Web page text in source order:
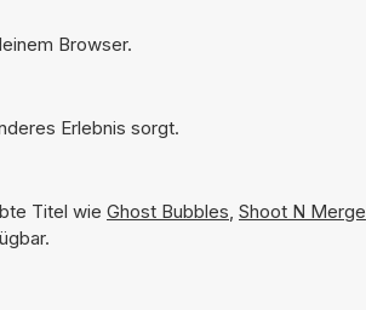
Browser.
Erlebnis sorgt.
Titel wie Ghost Bubbles, Shoot N Merge